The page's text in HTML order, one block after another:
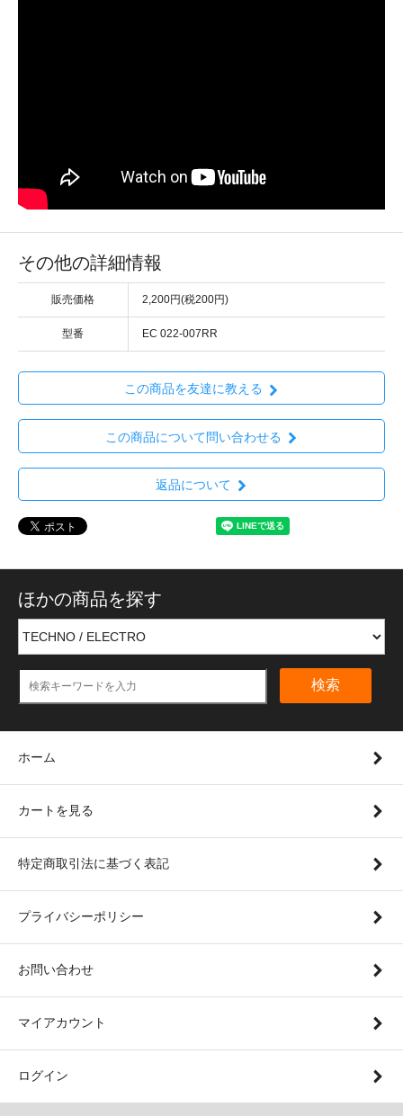
その他の詳細情報
販売価格 2,200円(税200円)
型番 EC 022-007RR
この商品を友達に教える
この商品について問い合わせる
返品について
ほかの商品を探す
検索
ホーム
カートを見る
特定商取引法に基づく表記
プライバシーポリシー
お問い合わせ
マイアカウント
ログイン